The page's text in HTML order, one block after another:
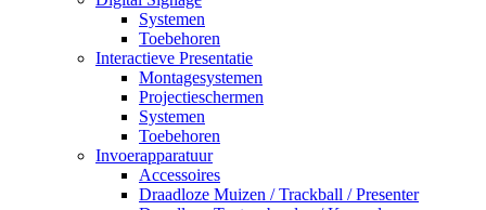
Systemen
Toebehoren
Interactieve Presentatie
Montagesystemen
Projectieschermen
Systemen
Toebehoren
Invoerapparatuur
Accessoires
Draadloze Muizen / Trackball / Presenter